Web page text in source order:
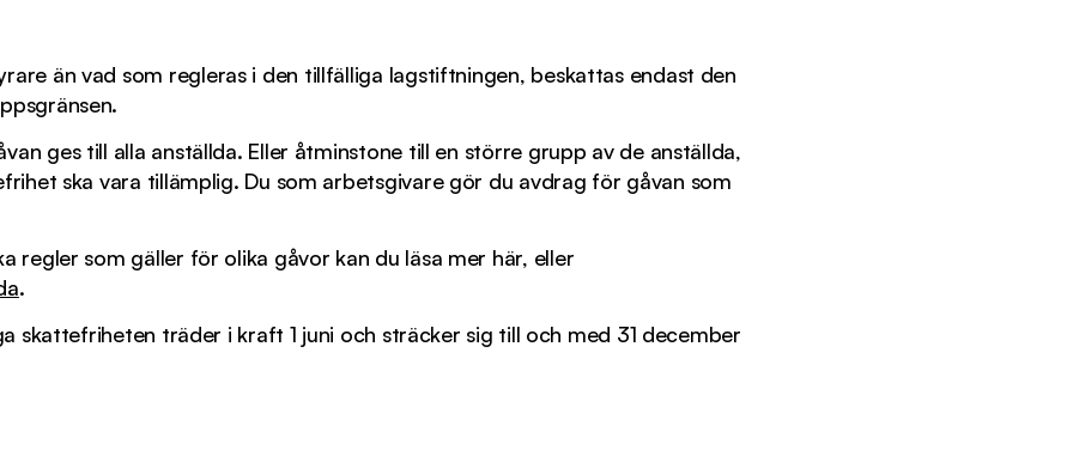
än vad som regleras i den tillfälliga lagstiftningen, beskattas endast den
ges till alla anställda. Eller åtminstone till en större grupp av de anställda,
ska vara tillämplig. Du som arbetsgivare gör du avdrag för gåvan som
regler som gäller för olika gåvor kan du läsa mer här, eller
.
skattefriheten träder i kraft 1 juni och sträcker sig till och med 31 december